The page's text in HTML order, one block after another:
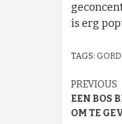
is erg
TAGS:
PREVIOUS
EEN BOS
OM TE